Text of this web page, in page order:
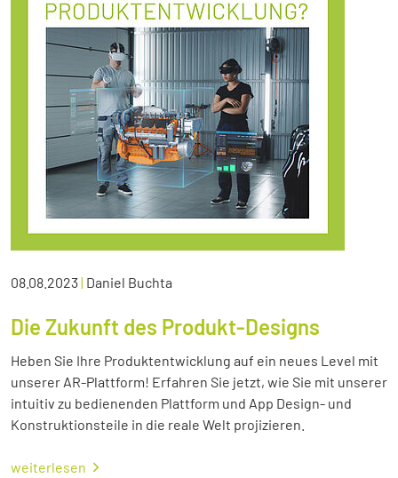
08.08.2023| Daniel Buchta
Die Zukunft des Produkt-Designs
Heben Sie Ihre Produktentwicklung auf ein neues Level mit
unserer AR-Plattform! Erfahren Sie jetzt, wie Sie mit unserer
intuitiv zu bedienenden Plattform und App Design- und
Konstruktionsteile in die reale Welt projizieren.
weiterlesen